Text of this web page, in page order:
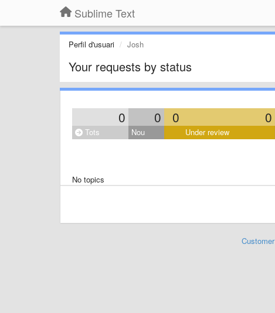
Sublime Text
Perfil d'usuari Josh
Your requests by status
0 0 0 0
Tots Nou Under review
No topics